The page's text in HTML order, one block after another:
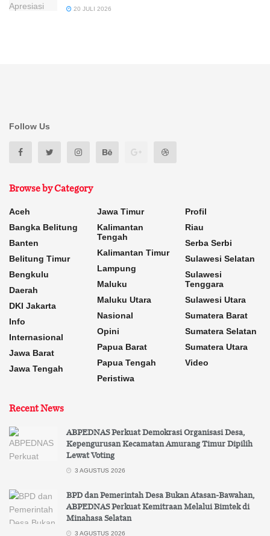
20 JULI 2026
Follow Us
Browse by Category
Aceh
Bangka Belitung
Banten
Belitung Timur
Bengkulu
Daerah
DKI Jakarta
Info
Internasional
Jawa Barat
Jawa Tengah
Jawa Timur
Kalimantan
Tengah
Kalimantan Timur
Lampung
Maluku
Maluku Utara
Nasional
Opini
Papua Barat
Papua Tengah
Peristiwa
Profil
Riau
Serba Serbi
Sulawesi Selatan
Sulawesi
Tenggara
Sulawesi Utara
Sumatera Barat
Sumatera Selatan
Sumatera Utara
Video
Recent News
ABPEDNAS Perkuat Demokrasi Organisasi Desa,
Kepengurusan Kecamatan Amurang Timur Dipilih
Lewat Voting
3 AGUSTUS 2026
BPD dan Pemerintah Desa Bukan Atasan-Bawahan,
ABPEDNAS Perkuat Kemitraan Melalui Bimtek di
Minahasa Selatan
3 AGUSTUS 2026